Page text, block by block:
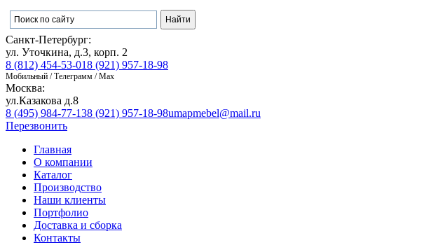
Санкт-Петербург:
ул. Уточкина, д.3, корп. 2
8 (812) 454-53-018 (921) 957-18-98
Мобильный / Телеграмм / Max
Москва:
ул.Казакова д.8
8 (495) 984-77-138 (921) 957-18-98umapmebel@mail.ru
Перезвонить
Главная
О компании
Каталог
Производство
Наши клиенты
Портфолио
Доставка и сборка
Контакты